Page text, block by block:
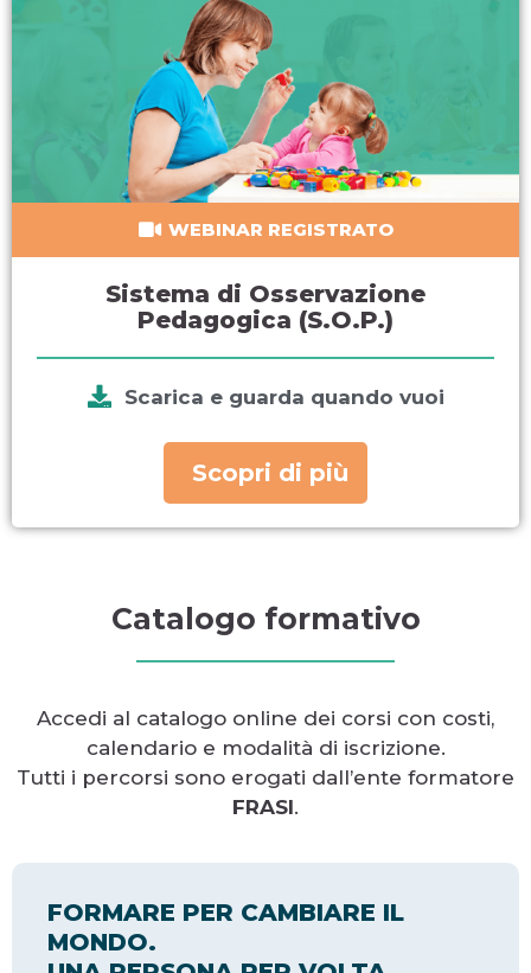
WEBINAR REGISTRATO
Sistema di Osservazione
Pedagogica (S.O.P.)
Scarica e guarda quando vuoi
Scopri di più
Catalogo formativo
Accedi al catalogo online dei corsi con costi,
calendario e modalità di iscrizione.
Tutti i percorsi sono erogati dall’ente formatore
FRASI.
FORMARE PER CAMBIARE IL
MONDO.